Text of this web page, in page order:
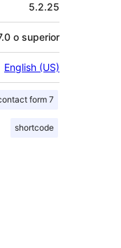
5.2.25
o superior
English (US)
form 7
shortcode